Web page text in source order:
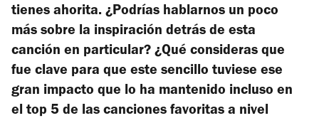
tienes ahorita. ¿Podrías hablarnos un poco
más sobre la inspiración detrás de esta
canción en particular? ¿Qué consideras que
fue clave para que este sencillo tuviese ese
gran impacto que lo ha mantenido incluso en
el top 5 de las canciones favoritas a nivel